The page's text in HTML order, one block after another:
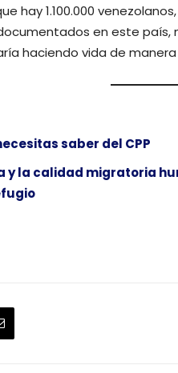
hay 1.100.000
en este país,
haciendo vida de manera
saber del CPP
y la calidad migratoria